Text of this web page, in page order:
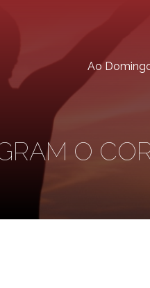
Ao
O